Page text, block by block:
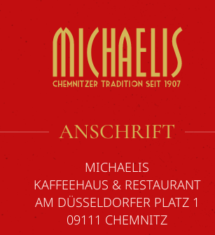
ANSCHRIFT
MICHAELIS
KAFFEEHAUS & RESTAURANT
AM DÜSSELDORFER PLATZ 1
09111 CHEMNITZ